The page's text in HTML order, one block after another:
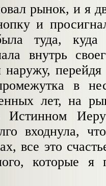
рынок, и я
и
туда, куда
внутрь
в
лет, на
Истинном
входнула,
все это
которые я